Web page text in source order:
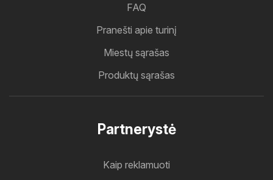
FAQ
Pranešti apie turinį
Miestų sąrašas
Produktų sąrašas
Partnerystė
Kaip reklamuoti